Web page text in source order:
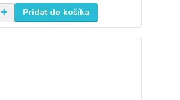
Pridať do košíka